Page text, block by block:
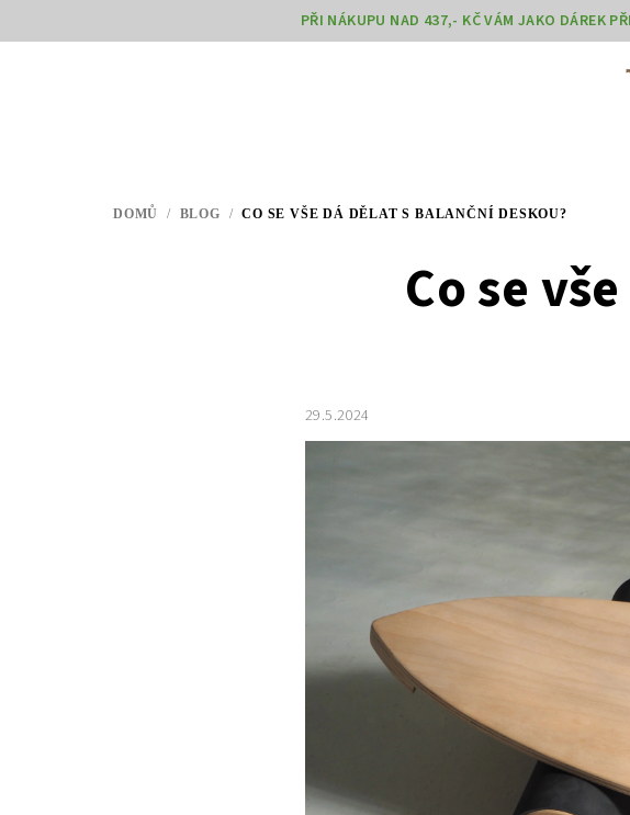
na
PŘI NÁKUPU NAD 437,- KČ VÁM JAKO DÁREK
DOMŮ / BLOG / CO SE VŠE DÁ DĚLAT S BALANČNÍ DESKOU?
Co se
29.5.2024